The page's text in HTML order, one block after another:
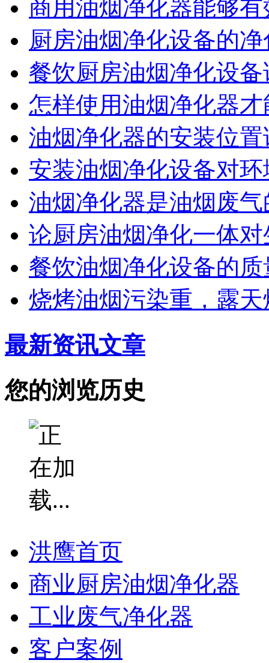
商用油烟净化器能够
厨房油烟净化设备的
餐饮厨房油烟净化设
怎样使用油烟净化器
油烟净化器的安装位
安装油烟净化设备对
油烟净化器是油烟废
论厨房油烟净化一体
餐饮油烟净化设备的
烧烤油烟污染重，露
最新资讯文章
您的浏览历史
洪鹰首页
商业厨房油烟净化器
工业废气净化器
客户案例